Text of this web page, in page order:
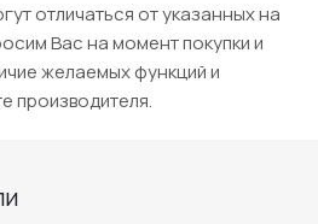
отличаться от указанных на
Вас на момент покупки и
желаемых функций и
производителя.